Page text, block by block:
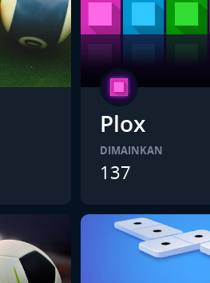
Plox
DIMAINKAN
137